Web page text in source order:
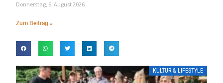
Donnerstag, 6. August 2026
Zum Beitrag »
KULTUR & LIFESTYLE